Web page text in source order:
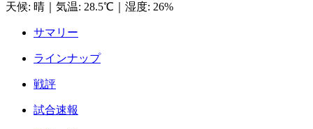
天候: 晴 気温: 28.5℃ 湿度: 26%
サマリー
ラインナップ
戦評
試合速報